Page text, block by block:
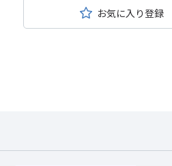
お気に入り登録